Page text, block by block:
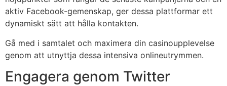
aktiv Facebook-gemenskap, ger dessa plattformar ett
dynamiskt sätt att hålla kontakten.
Gå med i samtalet och maximera din casinoupplevelse
genom att utnyttja dessa intensiva onlineutrymmen.
Engagera genom Twitter